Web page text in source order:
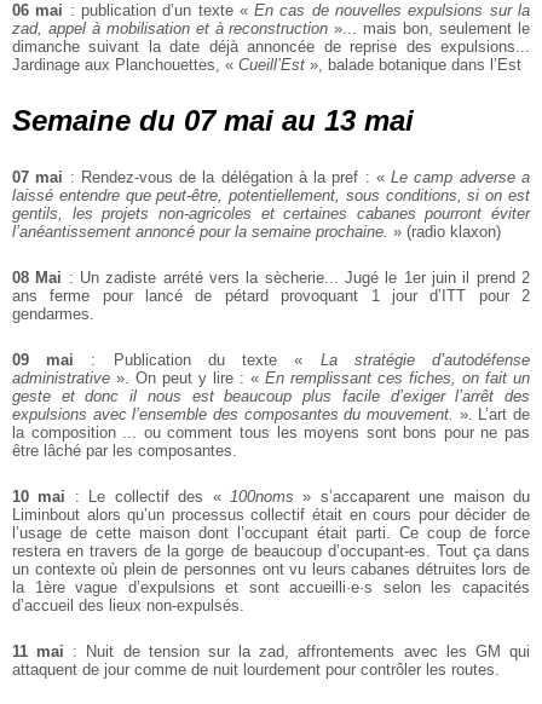
06 mai : publication d’un texte «En cas de nouvelles expulsions sur la
zad, appel àmobilisation et à reconstruction »... mais bon, seulement le
dimanche suivant la date déjà annoncée de reprise des expulsions...
Jardinage aux Planchouettes, « Cueill’Est », balade botanique dans l’Est
Semaine du 07 mai au 13 mai
07 mai : Rendez-vous de la délégation à la pref : «Le camp adverse a
laissé entendreque peut-être, potentiellement, sous conditions, si on est
gentils, les projets non-agricoles et certaines cabanes pourront éviter
l’anéantissement annoncé pour la semaine prochaine. » (radio klaxon)
08 Mai : Un zadiste arrété vers la sècherie... Jugé le 1er juin il prend 2
ans ferme pour lancé de pétard provoquant 1 jour d’ITT pour 2
gendarmes.
09 mai : Publication du texte « La stratégie d’autodéfense
administrative ». On peut y lire : « En remplissant ces fiches, on fait un
geste et donc il nous est beaucoup plus faciled’exiger l’arrêt des
expulsions avec l’ensemble des composantes du mouvement. ». L’art de
la composition ... ou comment tous les moyens sont bons pour ne pas
être lâché par les composantes.
10 mai : Le collectif des « 100noms » s’accaparent une maison du
Liminbout alors qu’un processus collectif était en cours pour décider de
l’usage de cette maison dont l’occupant était parti. Ce coup de force
restera en travers de la gorge de beaucoup d’occupant-es. Tout ça dans
un contexte où plein de personnes ont vu leurs cabanes détruites lors de
la 1ère vague d’expulsions et sont accueilli·e·s selon les capacités
d’accueil des lieux non-expulsés.
11 mai : Nuit de tension sur la zad, affrontements avec les GM qui
attaquent de jour comme de nuit lourdement pour contrôler les routes.